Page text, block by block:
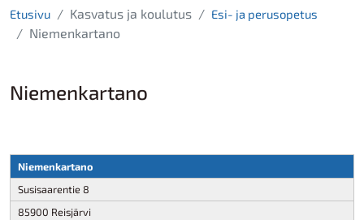
Etusivu Kasvatus ja koulutus Esi- ja perusopetus
Niemenkartano
Niemenkartano
Niemenkartano
Susisaarentie 8
85900 Reisjärvi